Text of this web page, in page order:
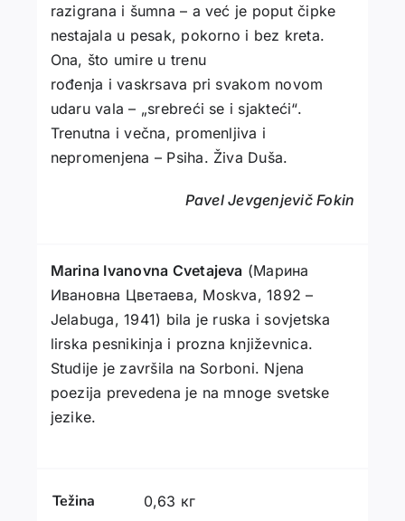
razigrana i šumna – a već je poput čipke
nestajala u pesak, pokorno i bez kreta.
Ona, što umire u trenu
rođenja i vaskrsava pri svakom novom
udaru vala – „srebreći se i sjakteći“.
Trenutna i večna, promenlјiva i
nepromenjena – Psiha. Živa Duša.
Pavel Jevgenjevič Fokin
Marina Ivanovna Cvetajeva (Марина
Ивановна Цветаева, Moskva, 1892 –
Jelabuga, 1941) bila je ruska i sovjetska
lirska pesnikinja i prozna književnica.
Studije je završila na Sorboni. Njena
poezija prevedena je na mnoge svetske
jezike.
Težina 0,63 кг